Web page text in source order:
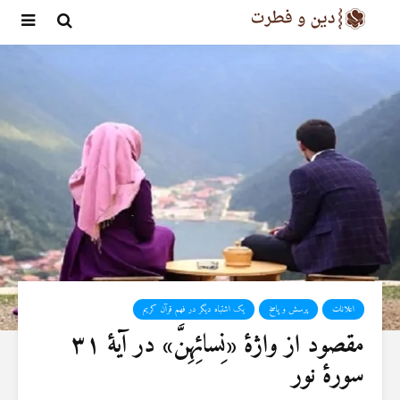
اعلانات پرسش و پاسخ یک اشتباه دیگر در فهم قرآن کریم
مقصود از واژهٔ «نِسائِهِنَّ» در آیهٔ ۳۱
سورهٔ نور